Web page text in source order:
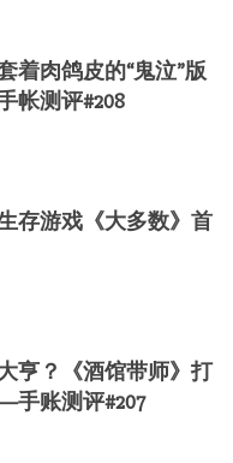
着肉鸽皮的“鬼泣”版
测评#208
存游戏《大多数》首
亨？《酒馆带师》打
账测评#207